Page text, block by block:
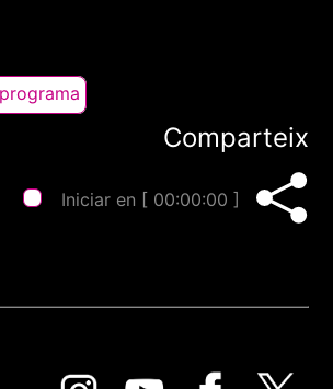
Comparteix
Iniciar en [ 00:00:00 ]